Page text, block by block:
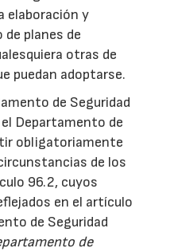
elaboración y
planes de
otras de
puedan adoptarse.
de Seguridad
Departamento de
obligatoriamente
de los
96.2, cuyos
en el artículo
de Seguridad
de